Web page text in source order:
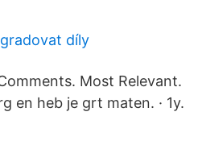
díly
Most Relevant.
en heb je grt maten. · 1y.